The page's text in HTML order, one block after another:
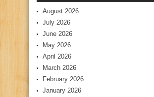
August 2026
July 2026
June 2026
May 2026
April 2026
March 2026
February 2026
January 2026